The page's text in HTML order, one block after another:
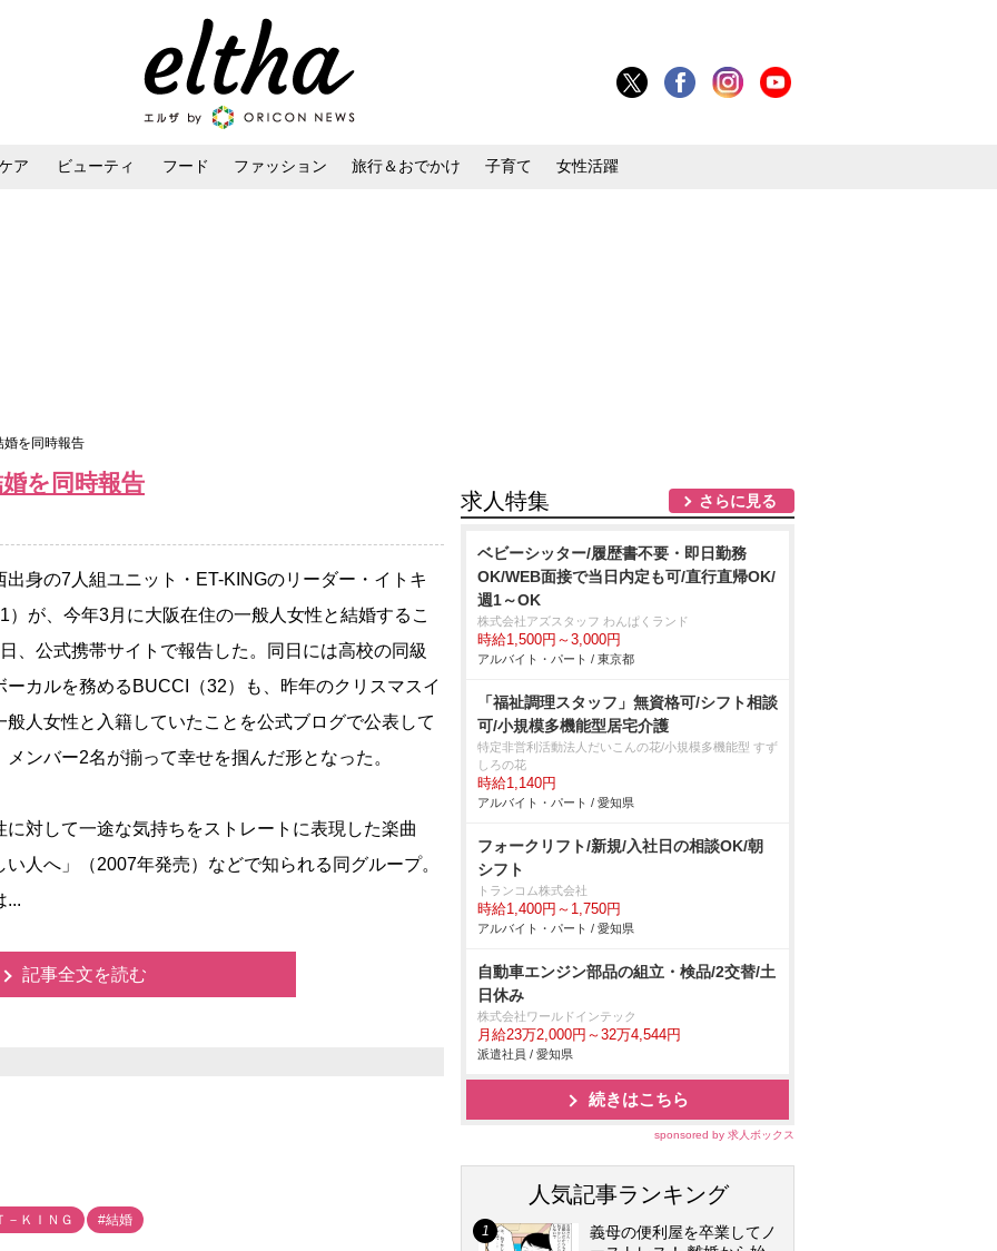
ア ビューティ フード ファッション 旅行＆おでかけ 子育て 女性活躍
婚を同時報告
を同時報告
身の7人組ユニット・ET-KINGのリーダー・イトキ
）が、今年3月に大阪在住の一般人女性と結婚するこ
、公式携帯サイトで報告した。同日には高校の同級
ーカルを務めるBUCCI（32）も、昨年のクリスマスイ
般人女性と入籍していたことを公式ブログで公表して
メンバー2名が揃って幸せを掴んだ形となった。
対して一途な気持ちをストレートに表現した楽曲
い人へ」（2007年発売）などで知られる同グループ。
...
記事全文を読む
－ＫＩＮＧ #結婚
求人特集 さらに見る
ベビーシッター/履歴書不要・即日勤務
OK/WEB面接で当日内定も可/直行直帰OK/
週1～OK
株式会社アズスタッフ わんぱくランド
時給1,500円～3,000円
アルバイト・パート / 東京都
「福祉調理スタッフ」無資格可/シフト相談
可/小規模多機能型居宅介護
特定非営利活動法人だいこんの花/小規模多機能型 すず
しろの花
時給1,140円
アルバイト・パート / 愛知県
フォークリフト/新規/入社日の相談OK/朝
シフト
トランコム株式会社
時給1,400円～1,750円
アルバイト・パート / 愛知県
自動車エンジン部品の組立・検品/2交替/土
日休み
株式会社ワールドインテック
月給23万2,000円～32万4,544円
派遣社員 / 愛知県
続きはこちら
sponsored by 求人ボックス
人気記事ランキング
義母の便利屋を卒業してノ